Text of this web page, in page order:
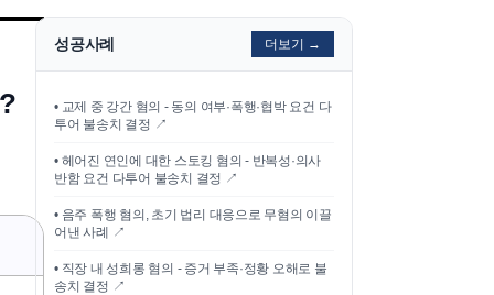
성공사례 더보기 →
• 교제 중 강간 혐의 - 동의 여부·폭행·협박 요건 다
투어 불송치 결정 ↗
• 헤어진 연인에 대한 스토킹 혐의 - 반복성·의사
반함 요건 다투어 불송치 결정 ↗
• 음주 폭행 혐의, 초기 법리 대응으로 무혐의 이끌
어낸 사례
↗
• 직장 내 성희롱 혐의 - 증거 부족·정황 오해로 불
송치 결정 ↗